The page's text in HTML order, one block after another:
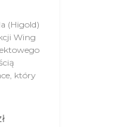
(Higold)
Wing
który